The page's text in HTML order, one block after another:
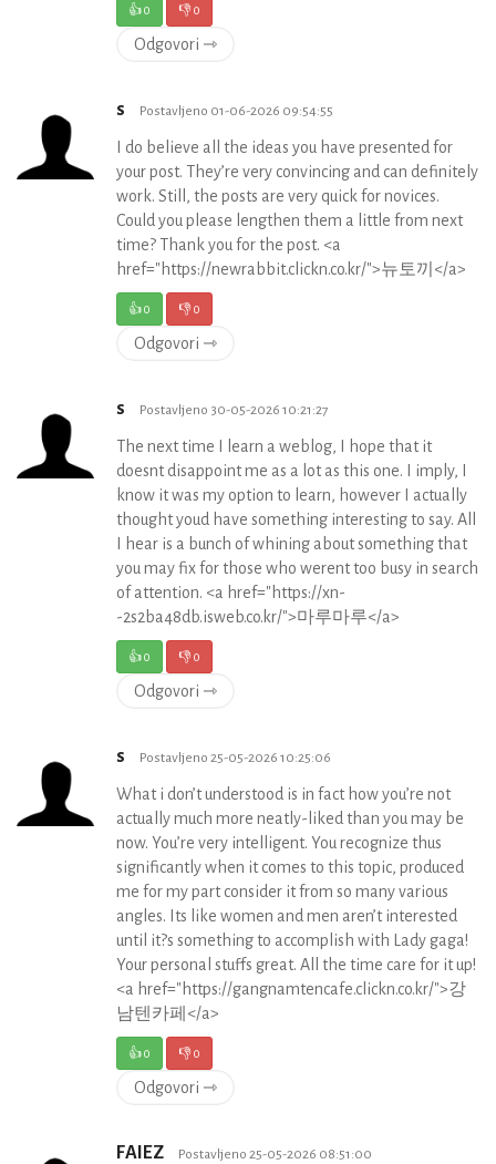
👍0 👎0
Odgovori ⇾
s Postavljeno 01-06-2026 09:54:55
I do believe all the ideas you have presented for
your post. They’re very convincing and can definitely
work. Still, the posts are very quick for novices.
Could you please lengthen them a little from next
time? Thank you for the post. <a
href="https://newrabbit.clickn.co.kr/">뉴토끼</a>
👍0 👎0
Odgovori ⇾
s Postavljeno 30-05-2026 10:21:27
The next time I learn a weblog, I hope that it
doesnt disappoint me as a lot as this one. I imply, I
know it was my option to learn, however I actually
thought youd have something interesting to say. All
I hear is a bunch of whining about something that
you may fix for those who werent too busy in search
of attention. <a href="https://xn-
-2s2ba48db.isweb.co.kr/">마루마루</a>
👍0 👎0
Odgovori ⇾
s Postavljeno 25-05-2026 10:25:06
What i don’t understood is in fact how you’re not
actually much more neatly-liked than you may be
now. You’re very intelligent. You recognize thus
significantly when it comes to this topic, produced
me for my part consider it from so many various
angles. Its like women and men aren’t interested
until it?s something to accomplish with Lady gaga!
Your personal stuffs great. All the time care for it up!
<a href="https://gangnamtencafe.clickn.co.kr/">강
남텐카페</a>
👍0 👎0
Odgovori ⇾
FAIEZ Postavljeno 25-05-2026 08:51:00